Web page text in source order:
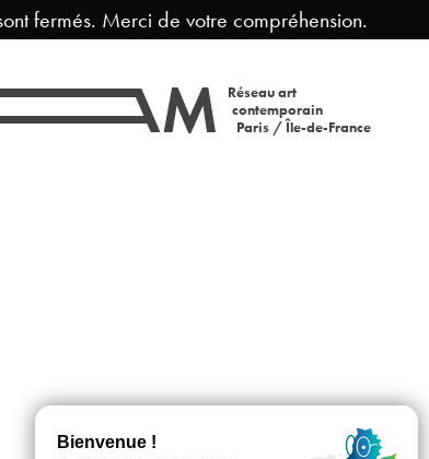
fermés. Merci de votre compréhension.
Réseau art
contemporain
Paris / Île-de-France